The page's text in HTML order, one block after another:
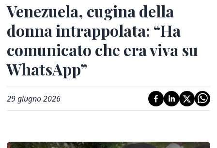
Venezuela, cugina della
donna intrappolata: “Ha
comunicato che era viva su
WhatsApp”
29 giugno 2026